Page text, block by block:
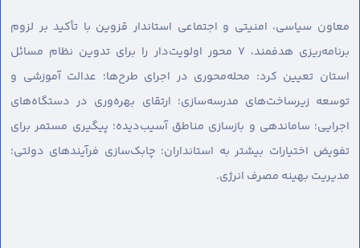
معاون سیاسی، امنیتی و اجتماعی استاندار قزوین با تأکید بر لزوم
برنامه‌ریزی هدفمند، ۷ محور اولویت‌دار را برای تدوین نظام مسائل
استان تعیین کرد: محله‌محوری در اجرای طرح‌ها؛ عدالت آموزشی و
توسعه زیرساخت‌های مدرسه‌سازی؛ ارتقای بهره‌وری در دستگاه‌های
اجرایی؛ ساماندهی و بازسازی مناطق آسیب‌دیده؛ پیگیری مستمر برای
تفویض اختیارات بیشتر به استانداران؛ چابک‌سازی فرآیندهای دولتی؛
مدیریت بهینه مصرف انرژی.